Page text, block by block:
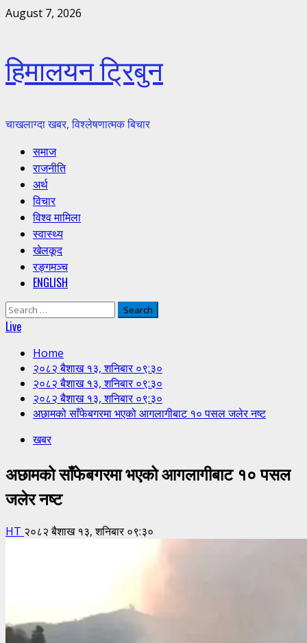
Skip
August 7, 2026
हिमालयन ट्रिबुन
चाखलाग्दा खबर, विश्लेषणात्मक बिचार
Primary
Menu
समाज
राजनीति
अर्थ
विचार
विश्व मामिला
स्वास्थ्य
खेलकूद
रङ्गमञ्च
ENGLISH
Search
for:
Live
Home
२०८२ बैशाख १३, शनिबार ०९:३०
२०८२ बैशाख १३, शनिबार ०९:३०
२०८२ बैशाख १३, शनिबार ०९:३०
अछामको साँफेबगरमा भएको आगलागीबाट १० पसल जलेर नष्ट
खबर
अछामको साँफेबगरमा भएको आगलागीबाट १० पसल
जलेर नष्ट
HT २०८२ बैशाख १३, शनिबार ०९:३०